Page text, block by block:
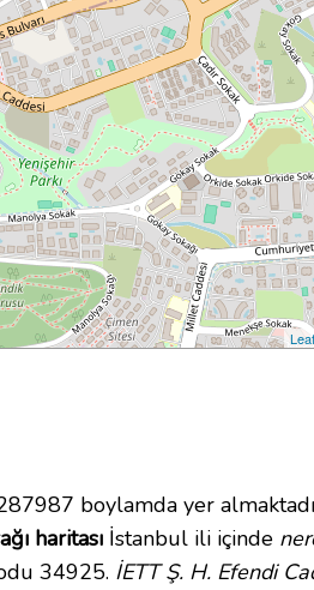
boylamda yer
haritası İstanbul ili içinde
34925. İETT Ş. H. Efendi